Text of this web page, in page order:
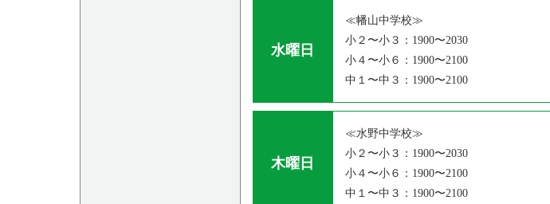
水曜日
≪幡山中学校≫
小２〜小３：1900〜2030
小４〜小６：1900〜2100
中１〜中３：1900〜2100
木曜日
≪水野中学校≫
小２〜小３：1900〜2030
小４〜小６：1900〜2100
中１〜中３：1900〜2100